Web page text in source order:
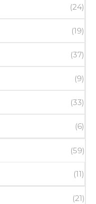
(24)
(19)
(37)
(9)
(33)
(6)
(59)
(11)
(21)